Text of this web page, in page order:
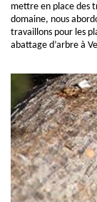
mettre en place des
domaine, nous
travaillons pour les
abattage d’arbre à